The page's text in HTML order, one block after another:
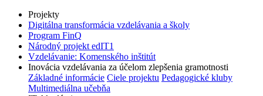
Projekty
Digitálna transformácia vzdelávania a školy
Program FinQ
Národný projekt edIT1
Vzdelávanie: Komenského inštitút
Inovácia vzdelávania za účelom zlepšenia gramotnosti
Základné informácie Ciele projektu Pedagogické kluby
Multimediálna učebňa